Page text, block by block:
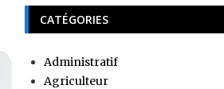
CATÉGORIES
Administratif
Agriculteur